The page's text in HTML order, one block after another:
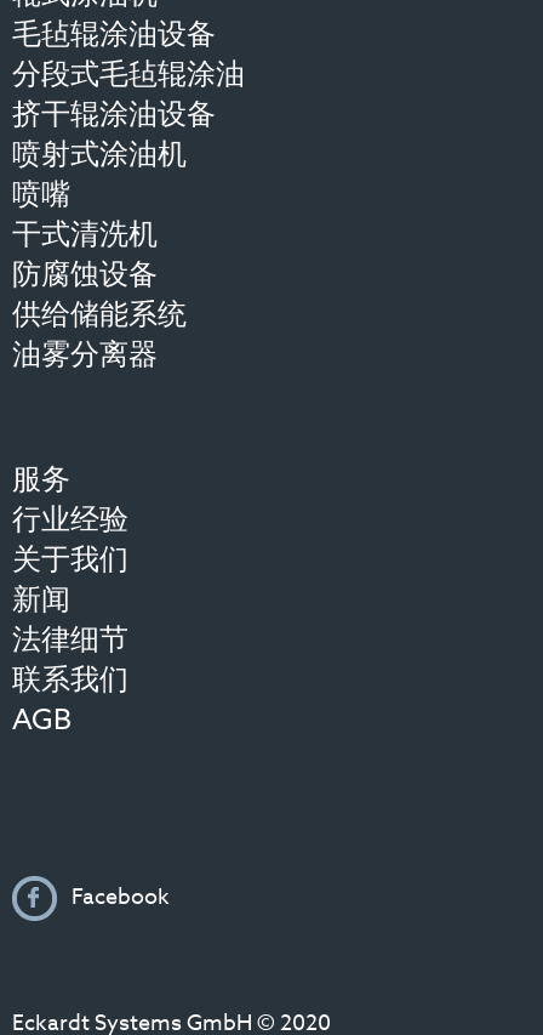
毛毡辊涂油设备
分段式毛毡辊涂油
挤干辊涂油设备
喷射式涂油机
喷嘴
干式清洗机
防腐蚀设备
供给储能系统
油雾分离器
服务
行业经验
关于我们
新闻
法律细节
联系我们
AGB
Facebook
Eckardt Systems GmbH © 2020